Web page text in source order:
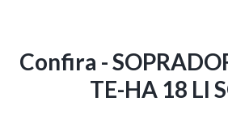
Confira -
TE-HA 18 LI